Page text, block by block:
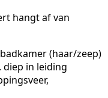
hangt af van
(haar/zeep)
diep in leiding